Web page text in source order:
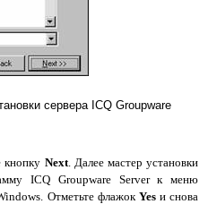
сервера ICQ Groupware
кнопку Next. Далее мастер установки
ICQ Groupware Server к меню
. Отметьте флажок Yes и снова